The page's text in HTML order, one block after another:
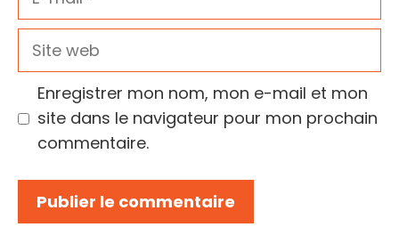
Site
Enregistrer mon nom, mon e-mail et mon
site dans le navigateur pour mon prochain
commentaire.